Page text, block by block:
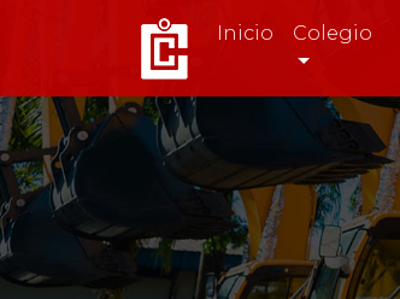
Inicio Colegio